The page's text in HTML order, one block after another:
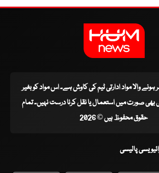
ہونے والا مواد ادارتی ٹیم کی کاوش ہے۔ اس مواد کو بغیر
صورت میں استعمال یا نقل کرنا درست نہیں۔ تمام
حقوق محفوظ ہیں © 2026
پالیسی